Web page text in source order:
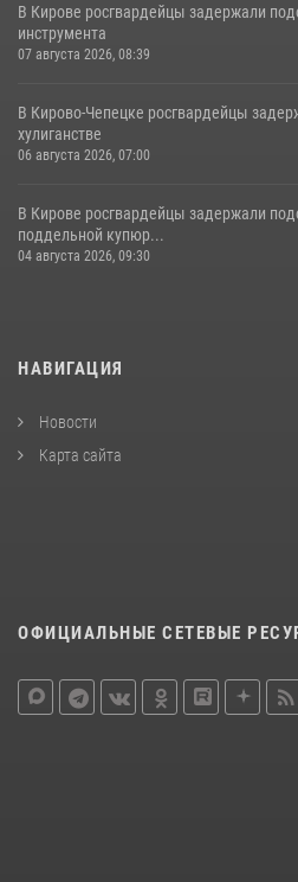
В Кирове росгвардейцы задержали
инструмента
07 августа 2026, 08:39
В Кирово-Чепецке росгвардейцы
хулиганстве
06 августа 2026, 07:00
В Кирове росгвардейцы задержали
поддельной купюр...
04 августа 2026, 09:30
НАВИГАЦИЯ
Новости
Карта сайта
ОФИЦИАЛЬНЫЕ СЕТЕВЫЕ